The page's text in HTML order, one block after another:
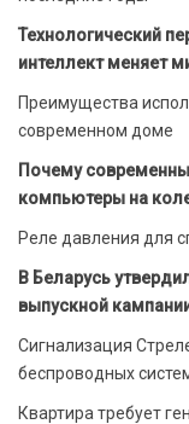
Технологический
интеллект меняет
Преимущества
современном доме
Почему
компьютеры на
Реле давления для
В Беларусь
выпускной
Сигнализация
беспроводных
Квартира требует